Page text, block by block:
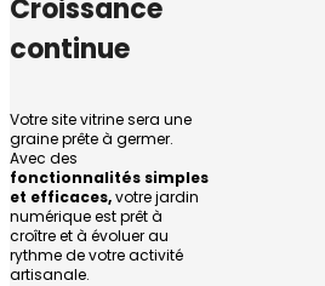
Croissance
continue
Votre site vitrine sera une
graine prête à germer.
Avec des
fonctionnalités simples
et efficaces,votre jardin
numérique est prêt à
croître et à évoluer au
rythme de votre activité
artisanale.